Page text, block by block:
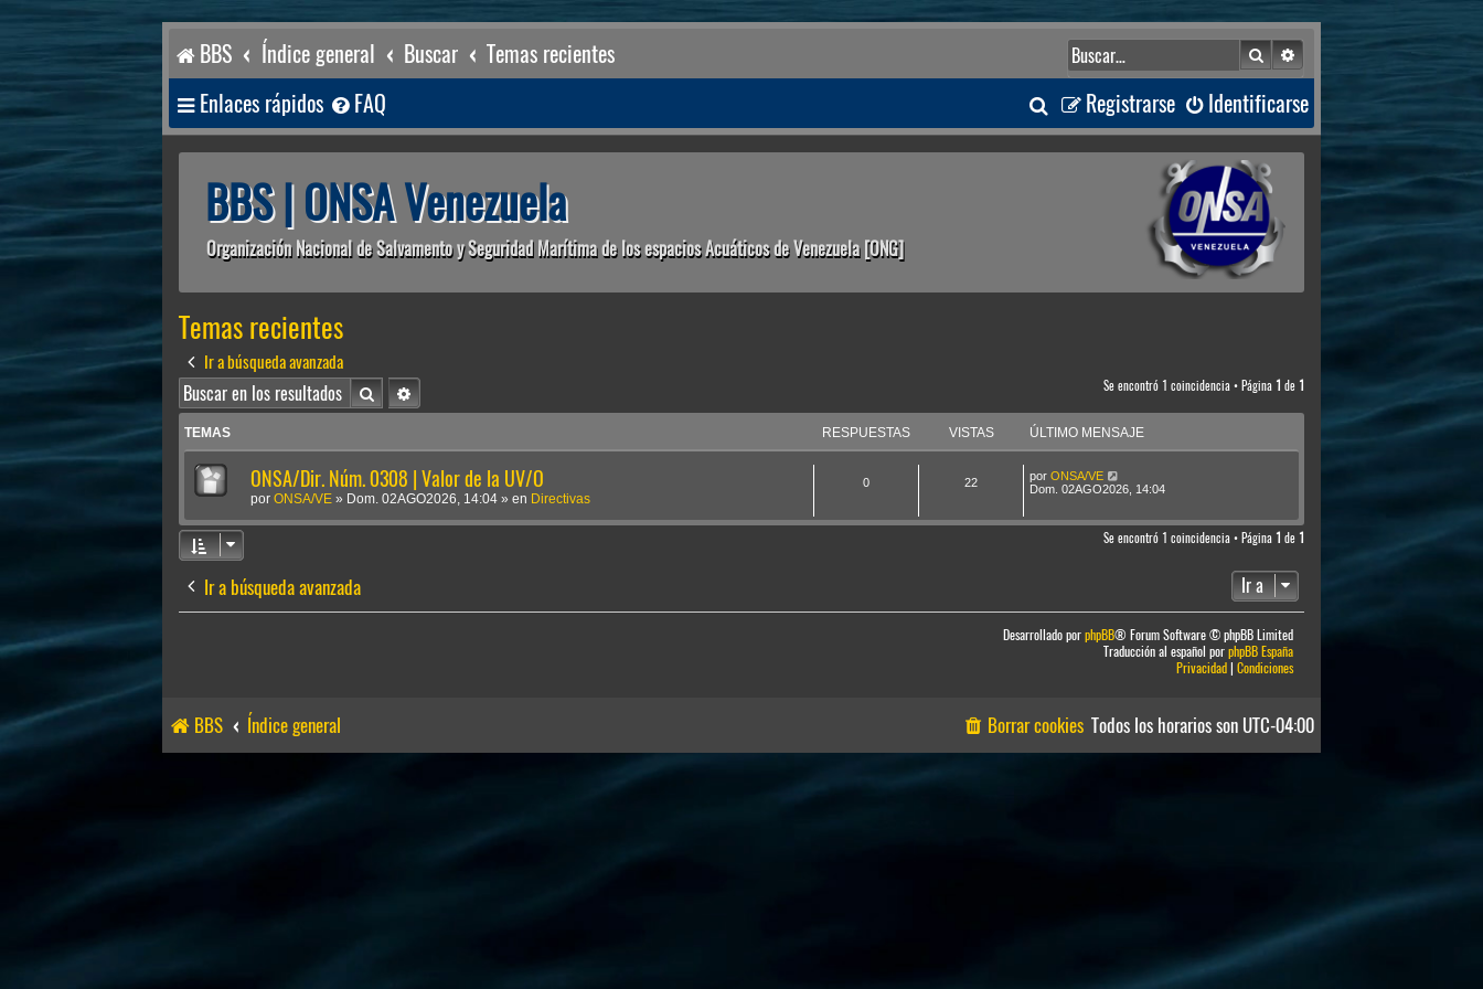
BBS Índice general Buscar Temas recientes BuscarBúsqueda avanzada
Enlaces rápidos FAQ Identificarse
Registrarse
B
u
a
BBS | ONSA Venezuela
Organización Nacional de Salvamento y Seguridad Marítima de los espacios Acuáticos de Venezuela [ONG]
Temas recientes
Ir a búsqueda avanzada
BuscarBúsqueda avanzada Se encontró 1 coincidencia • Página 1 de 1
TEMAS RESPUESTAS VISTAS ÚLTIMO MENSAJE
ONSA/Dir. Núm. 0308 | Valor de la UV/O
por ONSA/VE » Dom. 02AGO2026, 14:04 » en Directivas
0 22 por ONSA/VE
Dom. 02AGO2026, 14:04
Se encontró 1 coincidencia • Página 1 de 1
Ir a búsqueda avanzada Ir a
Desarrollado porphpBB® Forum Software © phpBB Limited
Traducción al español porphpBB España
Privacidad| Condiciones
BBS Índice general Todos los horarios son UTC-04:00
Borrar cookies